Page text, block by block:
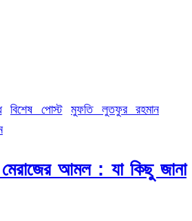
বিশেষ পোস্ট
মুফতি লুতফুর রহমান
আমল : যা কিছু জানা